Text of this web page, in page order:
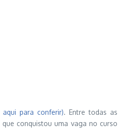
aqui para conferir). Entre todas as
conquistou uma vaga no curso